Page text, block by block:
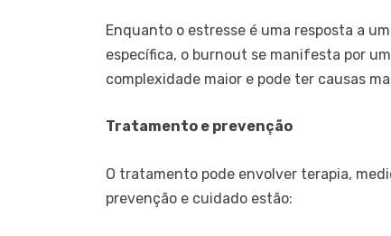
Enquanto o estresse é uma resposta a
específica, o burnout se manifesta por
complexidade maior e pode ter causas
Tratamento e prevenção
O tratamento pode envolver terapia,
prevenção e cuidado estão: